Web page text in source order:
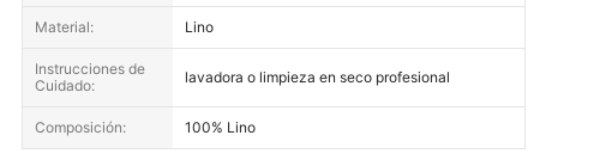
Material: Lino
Instrucciones de
Cuidado:
lavadora o limpieza en seco profesional
Composición: 100% Lino